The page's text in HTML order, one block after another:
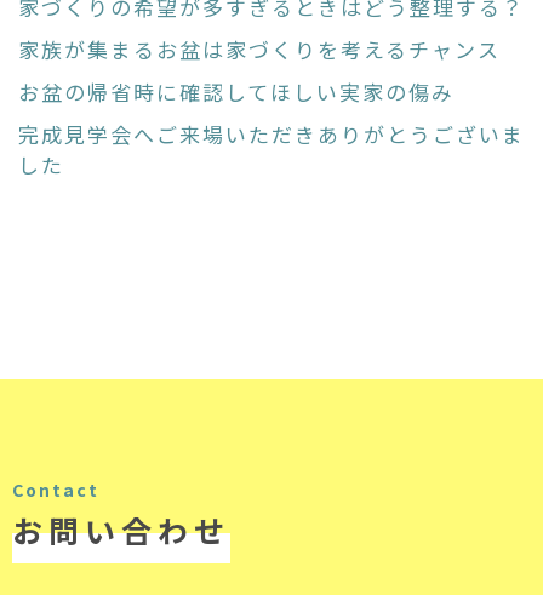
家づくりの希望が多すぎるときはどう整理する？
家族が集まるお盆は家づくりを考えるチャンス
お盆の帰省時に確認してほしい実家の傷み
完成見学会へご来場いただきありがとうございま
した
Contact
お問い合わせ